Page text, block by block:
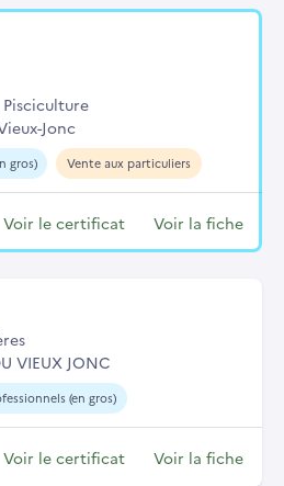
Pisciculture
Jonc
gros) Vente aux particuliers
Voir le certificat Voir la fiche
VIEUX JONC
(en gros)
Voir le certificat Voir la fiche